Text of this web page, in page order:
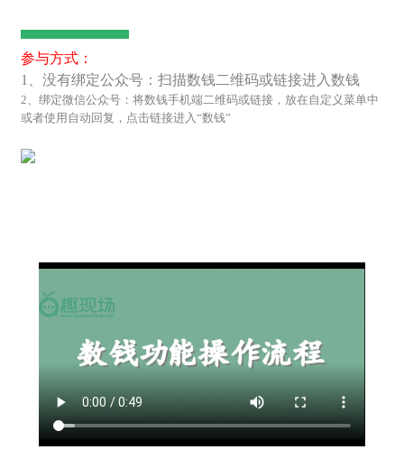
参与方式：
1、没有绑定公众号：扫描数钱二维码或链接进入数钱
2、绑定微信公众号：将数钱手机端二维码或链接，放在自定义菜单中
或者使用自动回复，点击链接进入“数钱”